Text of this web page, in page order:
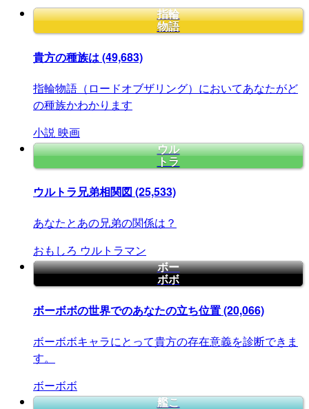
指輪
物語
貴方の種族は(49,683)
指輪物語（ロードオブザリング）においてあなたがど
の種族かわかります
小説映画
ウル
トラ
ウルトラ兄弟相関図 (25,533)
あなたとあの兄弟の関係は？
おもしろ ウルトラマン
ボー
ボボ
ボーボボの世界でのあなたの立ち位置(20,066)
ボーボボキャラにとって貴方の存在意義を診断できま
す。
ボーボボ
艦こ